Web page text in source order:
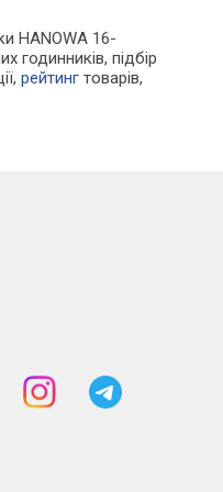
HANOWA 16-
годинників, підбір
рейтинг товарів,